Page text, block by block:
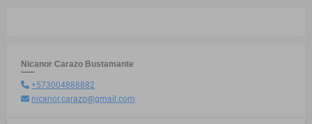
Nicanor Carazo Bustamante
+573004888882
nicanor.carazo@gmail.com